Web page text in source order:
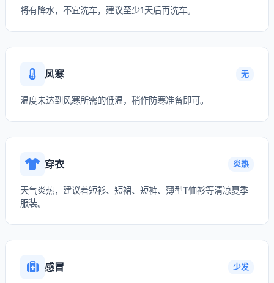
将有降水，不宜洗车，建议至少1天后再洗车。
风寒 无
温度未达到风寒所需的低温，稍作防寒准备即可。
穿衣 炎热
天气炎热，建议着短衫、短裙、短裤、薄型T恤衫等清凉夏季
服装。
感冒 少发